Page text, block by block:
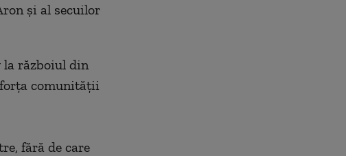
şi al secuilor
războiul din
comunităţii
fără de care